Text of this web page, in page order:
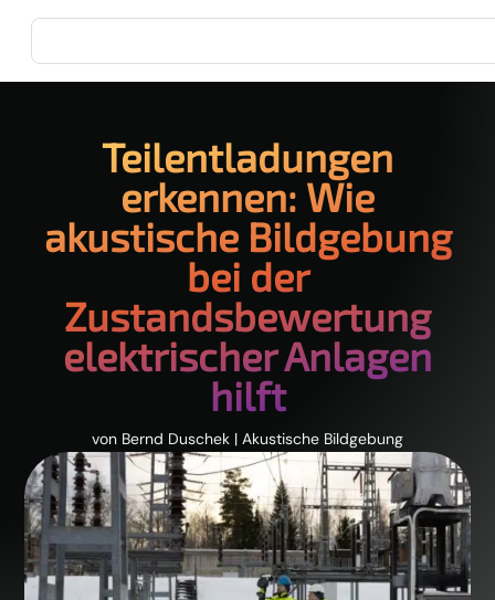
Teilentladungen
erkennen: Wie
akustische Bildgebung
bei der
Zustandsbewertung
elektrischer Anlagen
hilft
von Bernd Duschek | Akustische Bildgebung